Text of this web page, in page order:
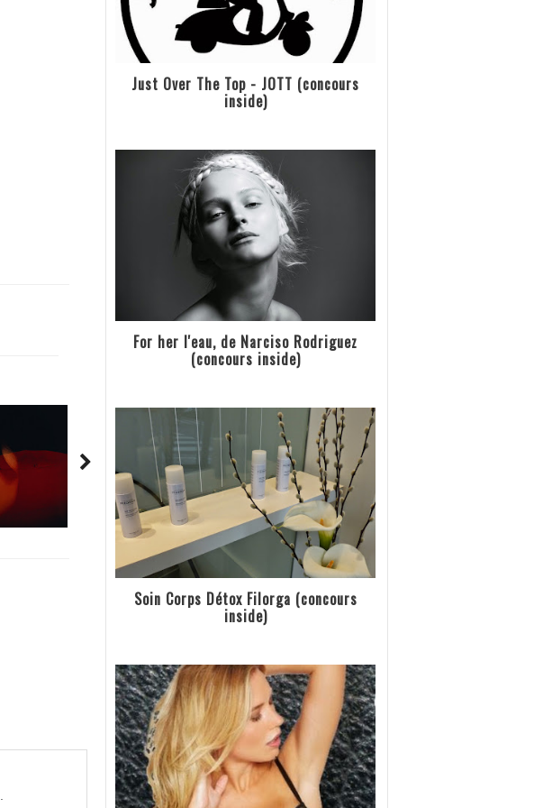
Just Over The Top - JOTT (concours
inside)
For her l'eau, de Narciso Rodriguez
(concours inside)
Soin Corps Détox Filorga (concours
inside)